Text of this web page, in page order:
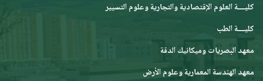
كليــــة العلوم الإقتصادية والتجارية وعلوم التسيير
كليــــة الطب
معهد البصريات وميكانيك الدقة
معهد الهندسة المعمارية وعلوم الأرض